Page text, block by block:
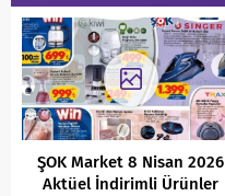
ŞOK Market 8 Nisan 2026
Aktüel İndirimli Ürünler